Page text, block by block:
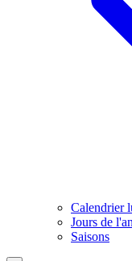
Calendrier
Jours de
Saisons